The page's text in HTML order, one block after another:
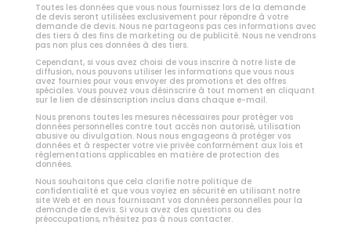
Toutes les données que vous nous fournissez lors de la demande
de devis seront utilisées exclusivement pour répondre à votre
demande de devis. Nous ne partageons pas ces informations avec
des tiers à des fins de marketing ou de publicité. Nous ne vendrons
pas non plus ces données à des tiers.
Cependant, si vous avez choisi de vous inscrire à notre liste de
diffusion, nous pouvons utiliser les informations que vous nous
avez fournies pour vous envoyer des promotions et des offres
spéciales. Vous pouvez vous désinscrire à tout moment en cliquant
sur le lien de désinscription inclus dans chaque e-mail.
Nous prenons toutes les mesures nécessaires pour protéger vos
données personnelles contre tout accès non autorisé, utilisation
abusive ou divulgation. Nous nous engageons à protéger vos
données et à respecter votre vie privée conformément aux lois et
réglementations applicables en matière de protection des
données.
Nous souhaitons que cela clarifie notre politique de
confidentialité et que vous voyiez en sécurité en utilisant notre
site Web et en nous fournissant vos données personnelles pour la
demande de devis. Si vous avez des questions ou des
préoccupations, n’hésitez pas à nous contacter.